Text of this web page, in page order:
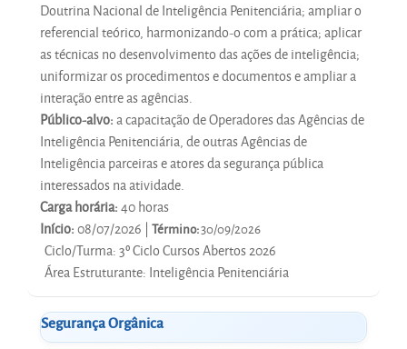
Doutrina Nacional de Inteligência Penitenciária; ampliar o
referencial teórico, harmonizando-o com a prática; aplicar
as técnicas no desenvolvimento das ações de inteligência;
uniformizar os procedimentos e documentos e ampliar a
interação entre as agências.
Público-alvo:a capacitação de Operadores das Agências de
Inteligência Penitenciária, de outras Agências de
Inteligência parceiras e atores da segurança pública
interessados na atividade.
Carga horária:40 horas
Início:08/07/2026 | Término:30/09/2026
Ciclo/Turma:3º Ciclo Cursos Abertos 2026
Área Estruturante: Inteligência Penitenciária
Segurança Orgânica